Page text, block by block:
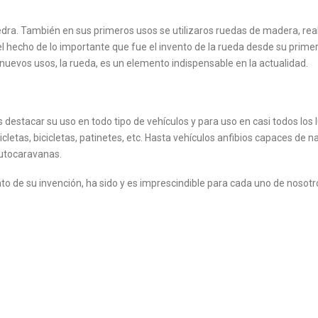
También en sus primeros usos se utilizaros ruedas de madera,
de lo importante que fue el invento de la rueda desde su
usos, la rueda, es un elemento indispensable en la actualidad.
su uso en todo tipo de vehículos y para uso en casi todos
bicicletas, patinetes, etc. Hasta vehículos anfibios capaces de
de su invención, ha sido y es imprescindible para cada uno de